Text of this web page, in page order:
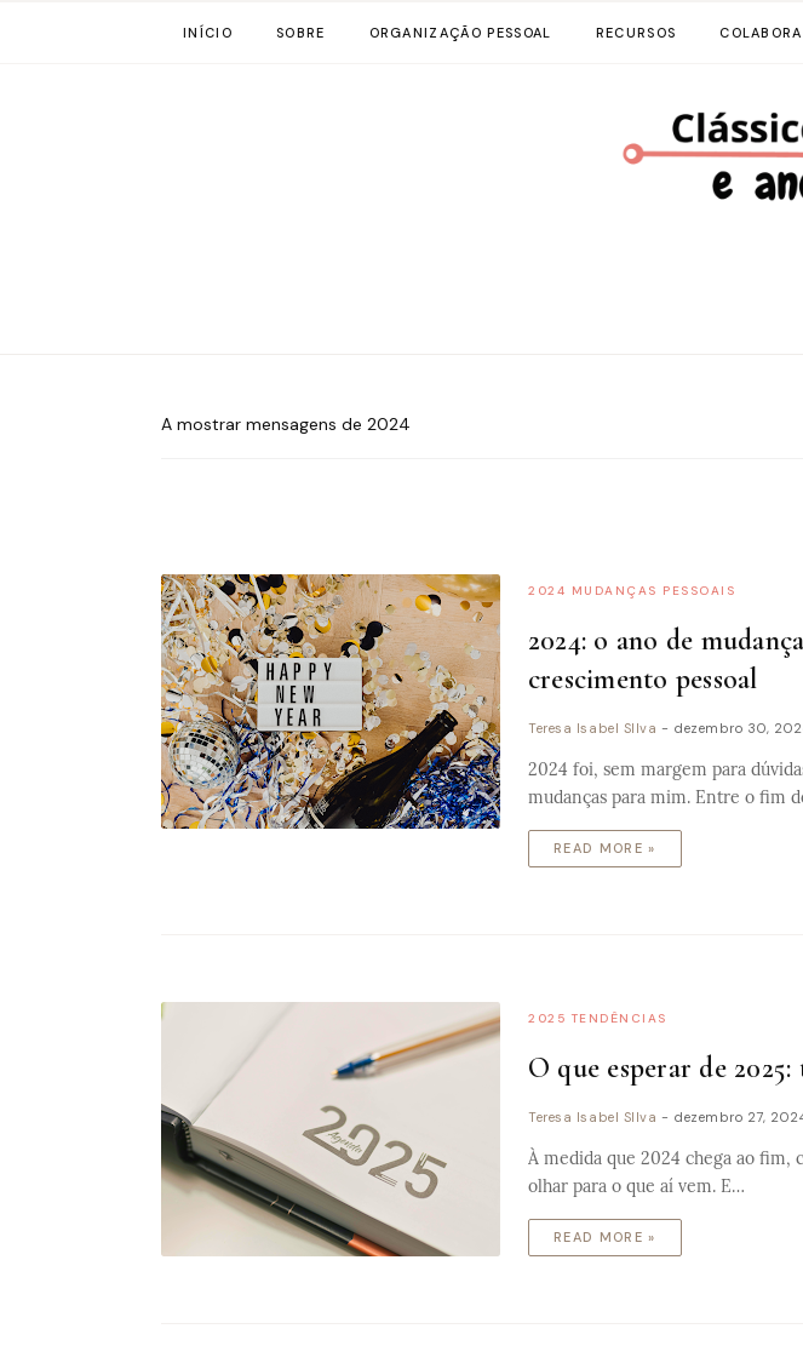
INÍCIO SOBRE ORGANIZAÇÃO PESSOAL RECURSOS
A mostrar mensagens de 2024
2024 MUDANÇAS PESSOAIS
2024: o ano de
crescimento pessoal
Teresa Isabel SIlva - dezembro 30,
2024 foi, sem margem para
mudanças para mim. Entre o fim
READ MORE »
2025 TENDÊNCIAS
O que esperar de
Teresa Isabel SIlva - dezembro 27,
À medida que 2024 chega ao fim,
olhar para o que aí vem. E…
READ MORE »